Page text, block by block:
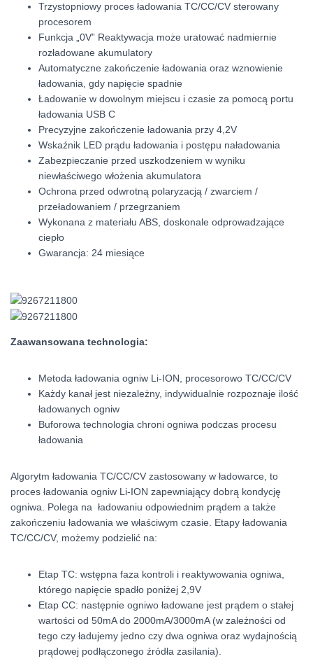
Trzystopniowy proces ładowania TC/CC/CV sterowany
procesorem
Funkcja „0V” Reaktywacja może uratować nadmiernie
rozładowane akumulatory
Automatyczne zakończenie ładowania oraz wznowienie
ładowania, gdy napięcie spadnie
Ładowanie w dowolnym miejscu i czasie za pomocą portu
ładowania USB C
Precyzyjne zakończenie ładowania przy 4,2V
Wskaźnik LED prądu ładowania i postępu naładowania
Zabezpieczanie przed uszkodzeniem w wyniku
niewłaściwego włożenia akumulatora
Ochrona przed odwrotną polaryzacją / zwarciem /
przeładowaniem / przegrzaniem
Wykonana z materiału ABS, doskonale odprowadzające
ciepło
Gwarancja: 24 miesiące
Zaawansowana technologia:
Metoda ładowania ogniw Li-ION, procesorowo TC/CC/CV
Każdy kanał jest niezależny, indywidualnie rozpoznaje ilość
ładowanych ogniw
Buforowa technologia chroni ogniwa podczas procesu
ładowania
Algorytm ładowania TC/CC/CV zastosowany w ładowarce, to
proces ładowania ogniw Li-ION zapewniający dobrą kondycję
ogniwa. Polega na ładowaniu odpowiednim prądem a także
zakończeniu ładowania we właściwym czasie. Etapy ładowania
TC/CC/CV, możemy podzielić na:
Etap TC: wstępna faza kontroli i reaktywowania ogniwa,
którego napięcie spadło poniżej 2,9V
Etap CC: następnie ogniwo ładowane jest prądem o stałej
wartości od 50mA do 2000mA/3000mA (w zależności od
tego czy ładujemy jedno czy dwa ogniwa oraz wydajnością
prądowej podłączonego źródła zasilania).